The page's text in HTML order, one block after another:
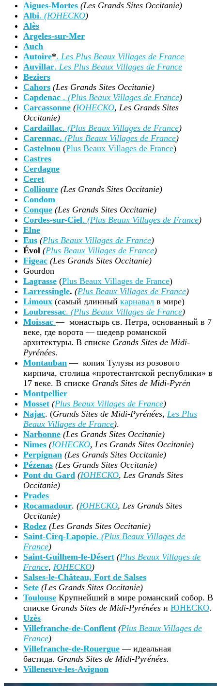
Aigues-Mortes (Les Grands Sites Occitanie)
Albi. (ЮНЕСКО)
Alès
Argeles-sur-Mer
Auch
Autoire*. Les Plus Beaux Villages de France
Auvillar. Les Plus Beaux Villages de France
Beziers
Cahors (Les Grands Sites Occitanie)
Capdenac . (Plus Beaux Villages de France)
Carcassonne (ЮНЕСКО, Les Grands Sites
Occitanie)
Cardaillac. (Plus Beaux Villages de France)
Carennac. (Plus Beaux Villages de France)
Castelnou (Plus Beaux Villages de France)
Castres
Cerdagne
Ceret
Collioure (Les Grands Sites Occitanie)
Condom
Conque (Les Grands Sites Occitanie)
Cordes-sur-Ciel. (Plus Beaux Villages de France)
Elne
Eus (Plus Beaux Villages de France)
Évol (Plus Beaux Villages de France)
Figeac (Les Grands Sites Occitanie)
Gourdon
Lagrasse (Plus Beaux Villages de France)
Larressingle. (Plus Beaux Villages de France)
Limoux (самый длинный карнавал в мире)
Loubressac. (Plus Beaux Villages de France)
Moissac — монастырь св. Петра, основанный в 7
веке, где ворота — шедевр романской
архитектуры. В списке Grands Sites de Midi-
Pyrénées.
Montauban — копия Тулузы из розового
кирпича, столица «протестантской республики» в
17 веке. В списке Grands Sites de Midi-Pyrén
Montpellier
Mosset (Plus Beaux Villages de France)
Najac. (Grands Sites de Midi-Pyrénées, Les Plus
Beaux Villages de France).
Narbonne (Les Grands Sites Occitanie)
Nimes (ЮНЕСКО, Les Grands Sites Occitanie)
Perpignan (Les Grands Sites Occitanie)
Pézenas (Les Grands Sites Occitanie)
Pont du Gard (ЮНЕСКО, Les Grands Sites
Occitanie)
Prades
Rocamadour. (ЮНЕСКО, Les Grands Sites
Occitanie)
Rodez (Les Grands Sites Occitanie)
Saint-Cirq-Lapopie. (Plus Beaux Villages de
France)
Saint-Guilhem-le-Désert (Plus Beaux Villages de
France, ЮНЕСКО)
Salses-le-Château, Fort de Salses
Sete (Les Grands Sites Occitanie)
Toulouse Крупнейший в мире романский собор. В
списке Grands Sites de Midi-Pyrénées и ЮНЕСКО.
Uzès
Villefranche-de-Conflent (Plus Beaux Villages de
France)
Villefranche-de-Rouergue — идеальная
бастида. Grands Sites de Midi-Pyrénées.
Villeneuve-les-Avignon